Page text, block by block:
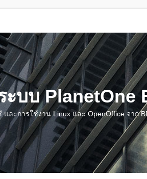
บบ PlanetOne
ละการใช้งาน Linux และ OpenOffice จาก